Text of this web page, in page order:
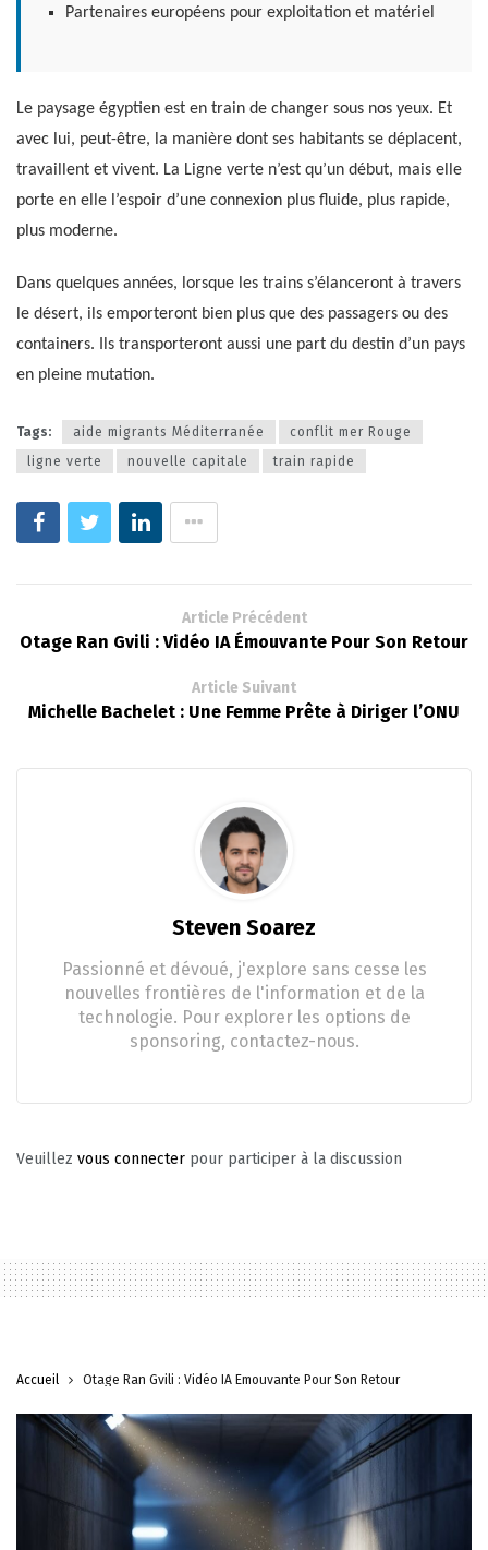
Partenaires européens pour exploitation et matériel
Le paysage égyptien est en train de changer sous nos yeux. Et
avec lui, peut-être, la manière dont ses habitants se déplacent,
travaillent et vivent. La Ligne verte n’est qu’un début, mais elle
porte en elle l’espoir d’une connexion plus fluide, plus rapide,
plus moderne.
Dans quelques années, lorsque les trains s’élanceront à travers
le désert, ils emporteront bien plus que des passagers ou des
containers. Ils transporteront aussi une part du destin d’un pays
en pleine mutation.
Tags: aide migrants Méditerranée
conflit mer Rouge
ligne verte
nouvelle capitale train rapide
Article Précédent
Otage Ran Gvili : Vidéo IA Émouvante Pour Son Retour
Article Suivant
Michelle Bachelet : Une Femme Prête à Diriger l’ONU
Steven Soarez
Passionné et dévoué, j'explore sans cesse les
nouvelles frontières de l'information et de la
technologie. Pour explorer les options de
sponsoring, contactez-nous.
Veuillez vous connecter pour participer à la discussion
Accueil Otage Ran Gvili : Vidéo IA Émouvante Pour Son Retour